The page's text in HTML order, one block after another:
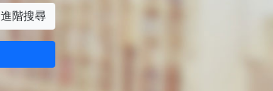
進階搜尋